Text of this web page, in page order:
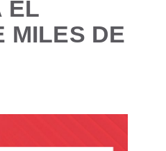
EL
MILES DE